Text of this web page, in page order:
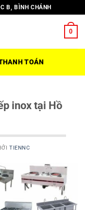
B, BÌNH CHÁNH
0
TOÁN
inox tại Hồ
TIENNC